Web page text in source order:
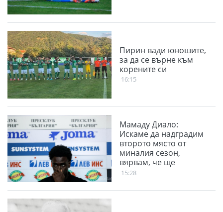
Пирин вади юношите,
за да се върне към
корените си
16:15
Мамаду Диало:
Искаме да надградим
второто място от
миналия сезон,
вярвам, че ще
победим
15:28